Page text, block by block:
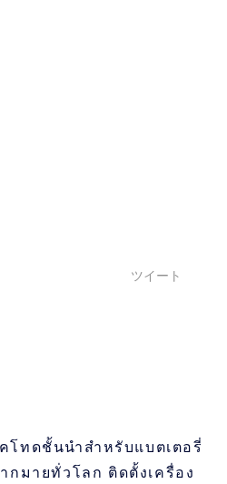
ツイート
โทดชั้นนำสำหรับแบตเตอรี่
กมายทั่วโลก ติดตั้งเครื่อง